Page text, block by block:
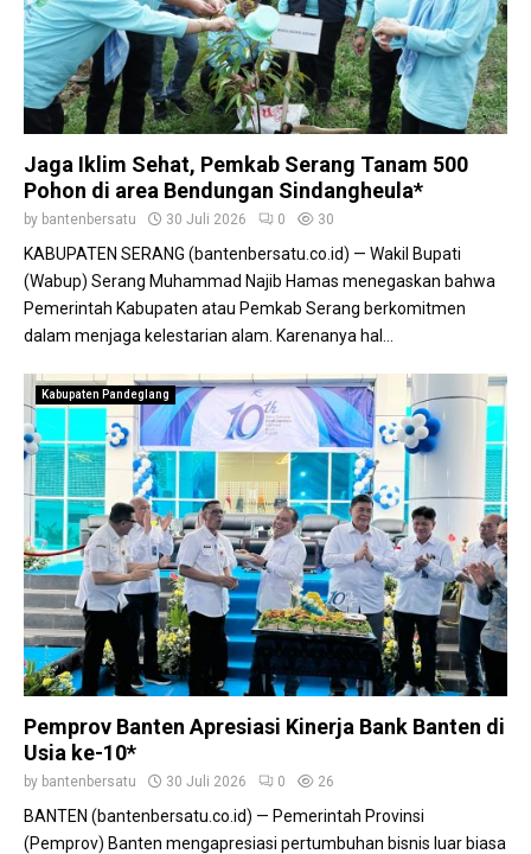
Jaga Iklim Sehat, Pemkab Serang Tanam 500
Pohon di area Bendungan Sindangheula*
by bantenbersatu 30 Juli 2026 0 30
KABUPATEN SERANG (bantenbersatu.co.id) — Wakil Bupati
(Wabup) Serang Muhammad Najib Hamas menegaskan bahwa
Pemerintah Kabupaten atau Pemkab Serang berkomitmen
dalam menjaga kelestarian alam. Karenanya hal...
Kabupaten Pandeglang
Pemprov Banten Apresiasi Kinerja Bank Banten di
Usia ke-10*
by bantenbersatu 30 Juli 2026 0 26
BANTEN (bantenbersatu.co.id) — Pemerintah Provinsi
(Pemprov) Banten mengapresiasi pertumbuhan bisnis luar biasa